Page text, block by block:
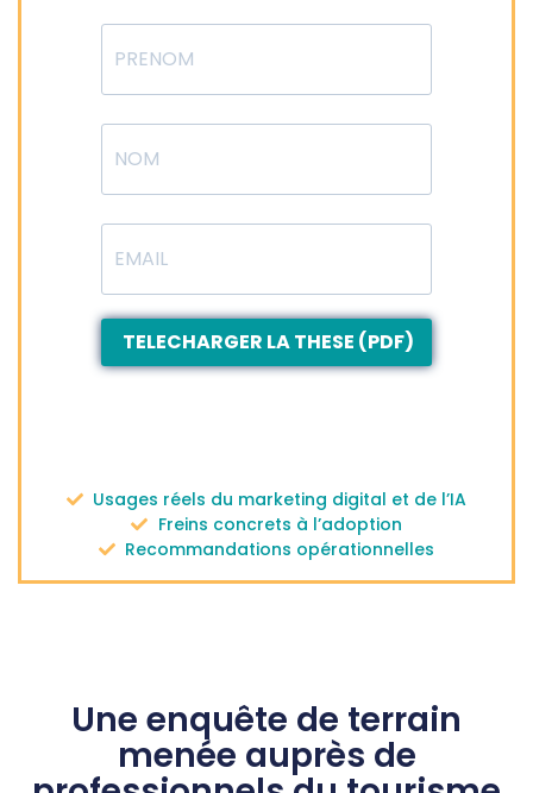
TELECHARGER LA THESE (PDF)
Usages réels du marketing digital et de l’IA
Freins concrets à l’adoption
Recommandations opérationnelles
Une enquête de terrain
menée auprès de